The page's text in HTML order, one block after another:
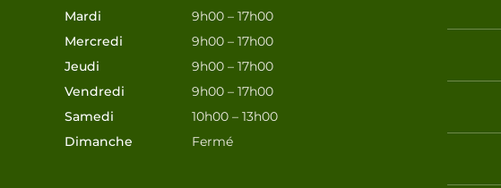
Mardi
Mercredi
Jeudi
Vendredi
Samedi
Dimanche
9h00 – 17h00
9h00 – 17h00
9h00 – 17h00
9h00 – 17h00
10h00 – 13h00
Fermé